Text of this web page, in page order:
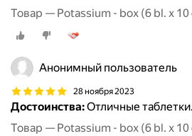
Товар — Potassium - box (6 bl. x 10
Анонимный пользователь
28 ноября 2023
Достоинства:Отличные таблетки.
Товар — Potassium - box (6 bl. x 10